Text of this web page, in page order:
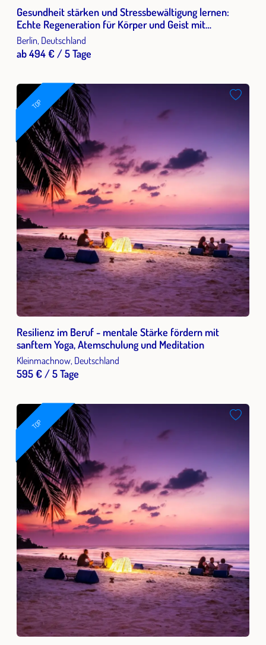
Gesundheit stärken und Stressbewältigung lernen:
Echte Regeneration für Körper und Geist mit
Shiatsutechniken
Berlin, Deutschland
ab 494 € / 5 Tage
TOP
Resilienz im Beruf - mentale Stärke fördern mit
sanftem Yoga, Atemschulung und Meditation
Kleinmachnow, Deutschland
595 € / 5 Tage
TOP